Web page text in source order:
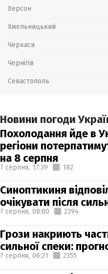
Херсон
Хмельницький
Черкаси
Чернігів
Севастополь
Новини погоди
Похолодання йде в
регіони
на 8 серпня
7 серпня, 17:39 182
Синоптикиня
очікувати після
7 серпня, 08:00 2394
Грози накриють
сильної спеки:
7 серпня, 06:21 2355